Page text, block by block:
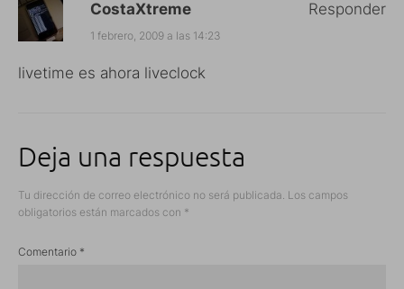
CostaXtreme
1 febrero, 2009 a las 14:23
livetime es ahora liveclock
Responder
Deja una respuesta
Tu dirección de correo electrónico no será publicada. Los campos
obligatorios están marcados con *
Comentario *